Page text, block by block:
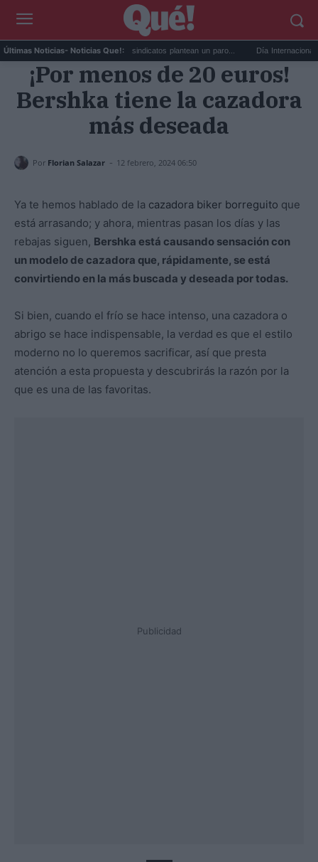
Últimas Noticias- Noticias Que!:
Huelga de médicos: los sindicatos plantean un paro... Día Internacional de
¡Por menos de 20 euros!
Bershka tiene la cazadora
más deseada
Por Florian Salazar - 12 febrero, 2024 06:50
Ya te hemos hablado de la cazadora biker borreguito que
está arrasando; y ahora, mientras pasan los días y las
rebajas siguen, Bershka está causando sensación con
un modelo de cazadora que, rápidamente, se está
convirtiendo en la más buscada y deseada por todas.
Si bien, cuando el frío se hace intenso, una cazadora o
abrigo se hace indispensable, la verdad es que el estilo
moderno no lo queremos sacrificar, así que presta
atención a esta propuesta y descubrirás la razón por la
que es una de las favoritas.
Publicidad